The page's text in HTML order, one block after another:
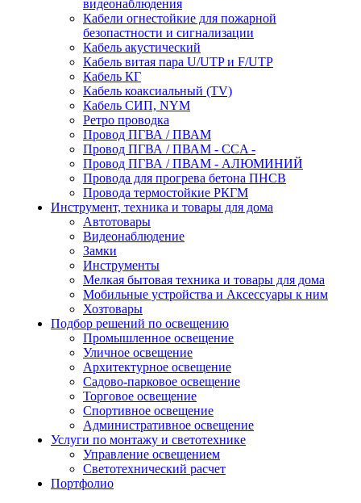
видеонаблюдения
Кабели огнестойкие для пожарной
безопастности и сигнализации
Кабель акустический
Кабель витая пара U/UTP и F/UTP
Кабель КГ
Кабель коаксиальный (TV)
Кабель СИП, NYM
Ретро проводка
Провод ПГВА / ПВАМ
Провод ПГВА / ПВАМ - CCA -
Провод ПГВА / ПВАМ - АЛЮМИНИЙ
Провода для прогрева бетона ПНСВ
Провода термостойкие РКГМ
Инструмент, техника и товары для дома
Автотовары
Видеонаблюдение
Замки
Инструменты
Мелкая бытовая техника и товары для дома
Мобильные устройства и Аксессуары к ним
Хозтовары
Подбор решений по освещению
Промышленное освещение
Уличное освещение
Архитектурное освещение
Садово-парковое освещение
Торговое освещение
Спортивное освещение
Административное освещение
Услуги по монтажу и светотехнике
Управление освещением
Светотехнический расчет
Портфолио